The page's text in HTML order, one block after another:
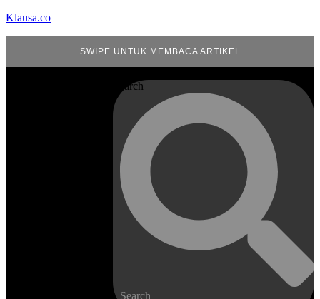
Klausa.co
SWIPE UNTUK MEMBACA ARTIKEL
Search
Search